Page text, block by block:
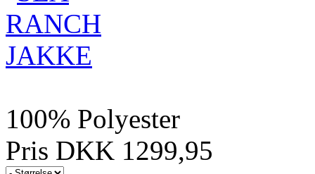
100% Polyester
Pris DKK 1299,95